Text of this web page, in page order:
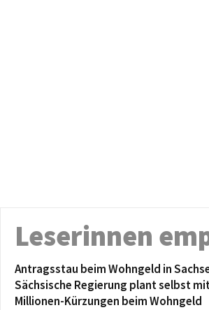
Leserinnen
Antragsstau beim Wohngeld in
Sächsische Regierung plant selbst
Millionen-Kürzungen beim Wohngeld